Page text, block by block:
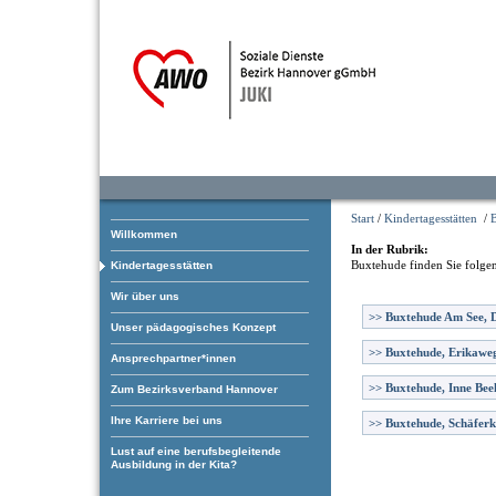
Willkommen
Kindertagesstätten
Wir über uns
Unser pädagogisches Konzept
Ansprechpartner*innen
Zum Bezirksverband Hannover
Ihre Karriere bei uns
Lust auf eine berufsbegleitende
Ausbildung in der Kita?
Start / Kindertagesstätten /
In der Rubrik:
Buxtehude finden Sie
>> Buxtehude Am
>> Buxtehude,
>> Buxtehude, Inne
>> Buxtehude,